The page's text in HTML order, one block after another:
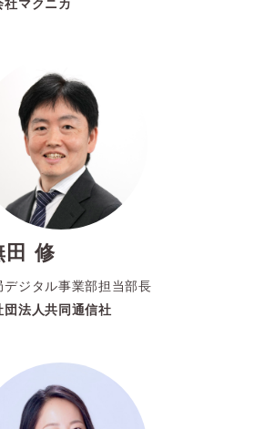
社マクニカ
田 修
デジタル事業部担当部長
団法人共同通信社